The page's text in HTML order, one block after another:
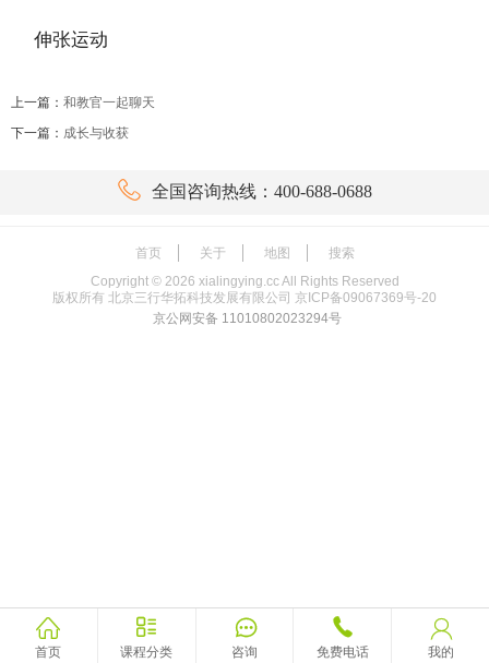
上一篇： 和教官一起聊天
下一篇： 成长与收获
 全国咨询热线：400-688-0688
首页 关于 地图
搜索
Copyright © 2026 xialingying.cc All Rights Reserved
版权所有 北京三行华拓科技发展有限公司 京ICP备09067369号-20
京公网安备 11010802023294号

首页

课程分类

咨询

免费电话

我的